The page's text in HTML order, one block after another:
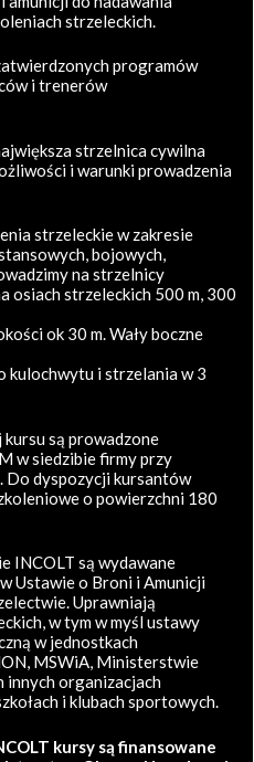
strzeleckich.
programów
i trenerów
strzelnica cywilna
i warunki prowadzenia
strzeleckie w zakresie
bojowych,
na strzelnicy
osiach strzeleckich 500 m, 300
ok 30 m. Wały boczne
kulochwytu i strzelania w 3
są prowadzone
w siedzibie firmy przy
Do dyspozycji kursantów
o powierzchni 180
INCOLT są wydawane
Ustawie o Broni i Amunicji
Uprawniają
w tym w myśl ustawy
w jednostkach
MSWiA, Ministerstwie
innych organizacjach
i klubach sportowych.
kursy są finansowane